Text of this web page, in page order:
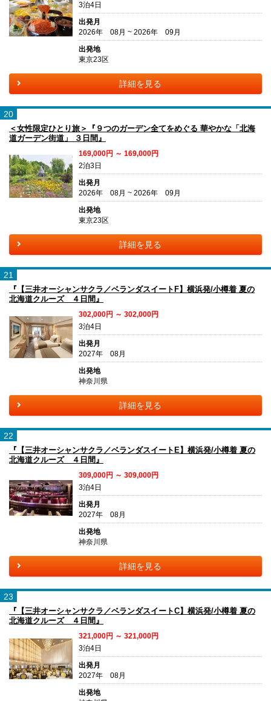
3泊4日
出発月
2026年 08月 ~ 2026年 09月
出発地
東京23区
詳細を見る
20
＜女性限定ひとり旅＞『９つのガーデン全てをめぐる 華やかな「北海
道ガーデン街道」 ３日間』
169,000円 ～ 169,000円
2泊3日
出発月
2026年 08月 ~ 2026年 09月
出発地
東京23区
詳細を見る
21
『【三井オーシャンサクラ／ベランダスイートF】横浜発/小樽着 夏の
北海道クルーズ ４日間』
302,000円 ～ 302,000円
3泊4日
出発月
2027年 08月
出発地
神奈川県
詳細を見る
22
『【三井オーシャンサクラ／ベランダスイートE】横浜発/小樽着 夏の
北海道クルーズ ４日間』
309,000円 ～ 309,000円
3泊4日
出発月
2027年 08月
出発地
神奈川県
詳細を見る
23
『【三井オーシャンサクラ／ベランダスイートC】横浜発/小樽着 夏の
北海道クルーズ ４日間』
321,000円 ～ 321,000円
3泊4日
出発月
2027年 08月
出発地